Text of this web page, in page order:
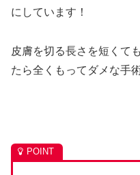
にしています！
皮膚を切る長さを短くて
たら全くもってダメな手